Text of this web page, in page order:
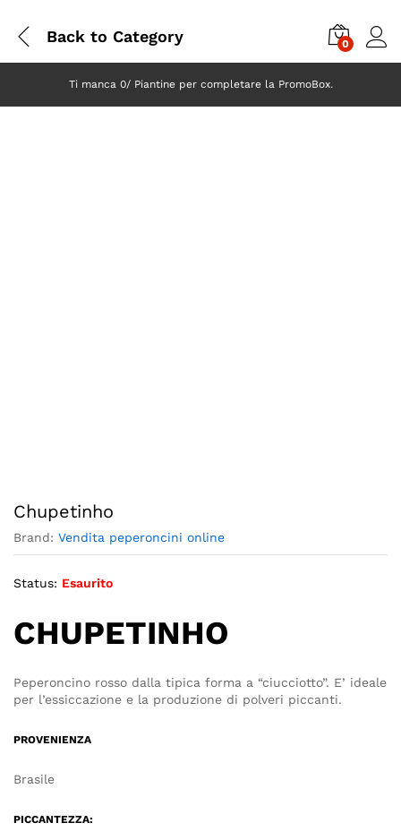
Back to Category 0
Chupetinho
Brand: Vendita peperoncini online
Status: Esaurito
CHUPETINHO
Peperoncino rosso dalla tipica forma a “ciucciotto”. E’ ideale
per l’essiccazione e la produzione di polveri piccanti.
PROVENIENZA
Brasile
PICCANTEZZA:
Ti manca 0/ Piantine per completare la PromoBox.